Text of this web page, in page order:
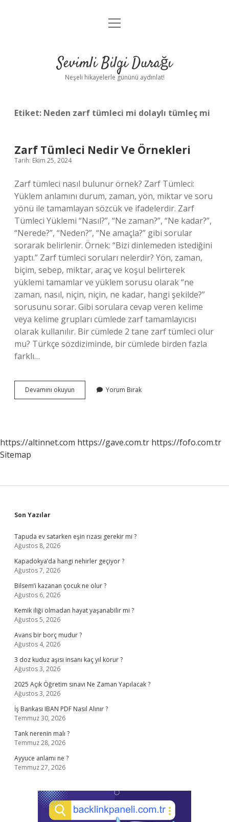
Anasayfa
Yasal Uyarı
menüyü
Sevimli Bilgi Durağı
Neşeli hikayelerle gününü aydınlat!
Etiket: Neden zarf tümleci mi dolaylı tümleç mi
Zarf Tümleci Nedir Ve Örnekleri
Tarih: Ekim 25, 2024
Zarf tümleci nasıl bulunur örnek? Zarf Tümleci:
Yüklem anlamını durum, zaman, yön, miktar ve soru
yönü ile tamamlayan sözcük ve ifadelerdir. Zarf
Tümleci Yüklemi “Nasıl?”, “Ne zaman?”, “Ne kadar?”,
“Nerede?”, “Neden?”, “Ne amaçla?” gibi sorular
sorarak belirlenir. Örnek: “Bizi dinlemeden istediğini
yaptı.” Zarf tümleci soruları nelerdir? Yön, zaman,
biçim, sebep, miktar, araç ve koşul belirterek
yüklemi tamamlar ve yüklem sorusu olarak “ne
zaman, nasıl, niçin, niçin, ne kadar, hangi şekilde?”
sorusunu sorar. Gibi sorulara cevap veren kelime
veya kelime grupları cümlede zarf tamamlayıcısı
olarak kullanılır. Bir cümlede 2 tane zarf tümleci olur
mu? Türkçe sözdiziminde, bir cümlede birden fazla
farklı…
Devamını okuyun
Tümleci
Yorum Bırak
https://altinnet.com https://gave.com.tr https://fofo.com.tr
Sitemap
Sidebar
Son Yazılar
Tapuda ev satarken eşin rızası gerekir mi ?
Ağustos 8, 2026
Kapadokya’da hangi nehirler geçiyor ?
Ağustos 7, 2026
Bilsem’i kazanan çocuk ne olur ?
Ağustos 6, 2026
Kemik iliği olmadan hayat yaşanabilir mi ?
Ağustos 5, 2026
Avans bir borç mudur ?
Ağustos 4, 2026
3 doz kuduz aşısı insanı kaç yıl korur ?
Ağustos 3, 2026
2025 Açık Öğretim sınavı Ne Zaman Yapılacak ?
Ağustos 3, 2026
İş Bankası IBAN PDF Nasıl Alınır ?
Temmuz 30, 2026
Tank nerenin malı ?
Temmuz 28, 2026
Ayyuce anlamı ne ?
Temmuz 27, 2026